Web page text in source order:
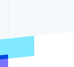
Constitution